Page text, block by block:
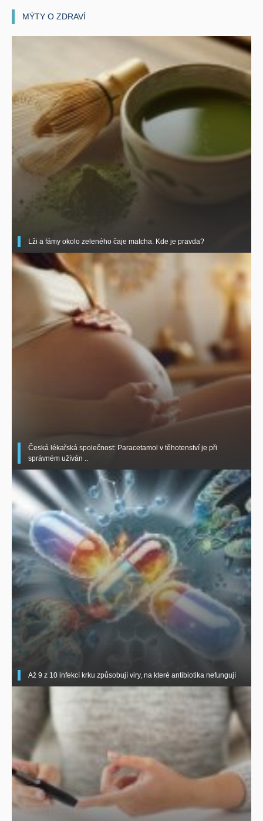
MÝTY O ZDRAVÍ
Lži a fámy okolo zeleného čaje matcha. Kde je pravda?
Česká lékařská společnost: Paracetamol v těhotenství je při
správném užíván ..
Až 9 z 10 infekcí krku způsobují viry, na které antibiotika nefungují